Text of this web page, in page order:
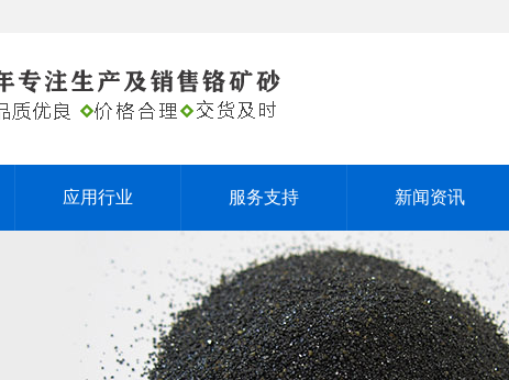
应用行业 服务支持 新闻资讯